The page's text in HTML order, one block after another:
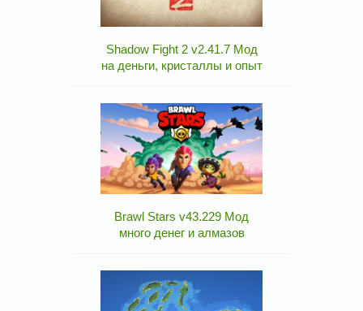
Shadow Fight 2 v2.41.7 Мод
на деньги, кристаллы и опыт
Brawl Stars v43.229 Мод
много денег и алмазов